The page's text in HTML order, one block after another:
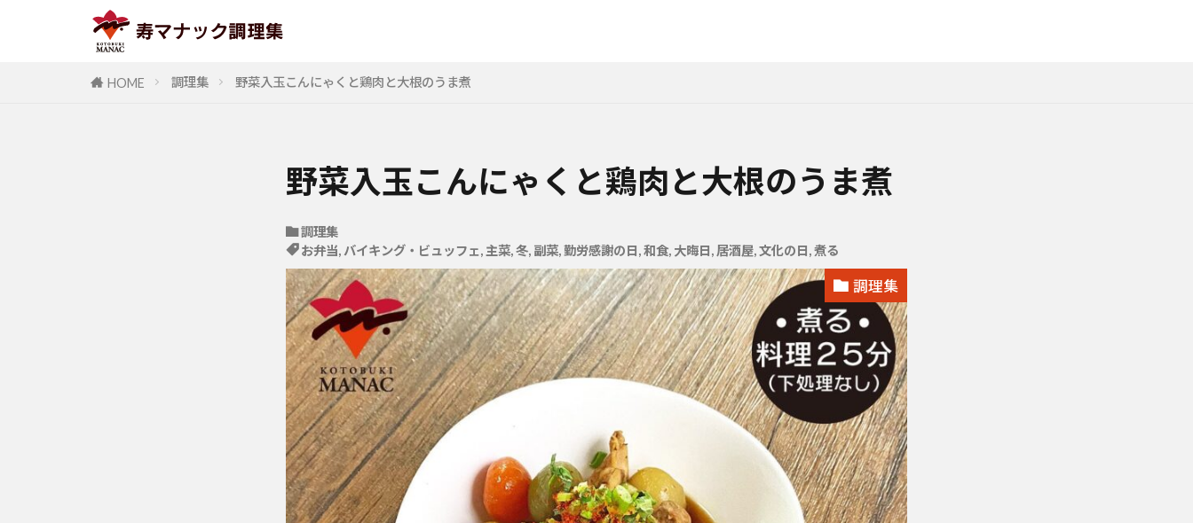
HOME 調理集 野菜入玉こんにゃくと鶏肉と大根のうま煮
野菜入玉こんにゃくと鶏肉と大根のうま煮
調理集
お弁当, バイキング・ビュッフェ, 主菜,冬, 副菜,勤労感謝の日,和食, 大晦日, 居酒屋,文化の日,煮る
調理集